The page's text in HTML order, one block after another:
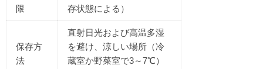
限
存状態による）
保存方
法
直射日光および高温多湿
を避け、涼しい場所（冷
蔵室か野菜室で3～7℃）